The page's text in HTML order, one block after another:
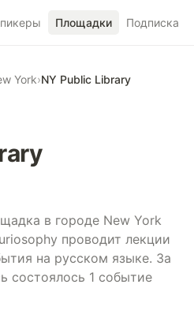
Площадки Подписка
York›NY Public Library
в городе New York
проводит лекции
на русском языке. За
состоялось 1 событие